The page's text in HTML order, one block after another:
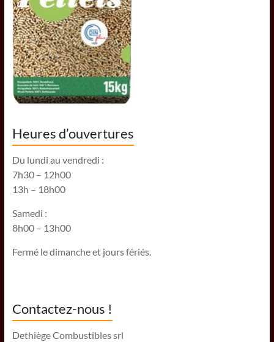
Heures d’ouvertures
Du lundi au vendredi :
7h30 – 12h00
13h – 18h00
Samedi :
8h00 – 13h00
Fermé le dimanche et jours fériés.
Contactez-nous !
Dethiège Combustibles srl